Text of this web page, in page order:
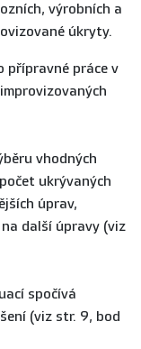
výrobních a
úkryty.
přípravné práce v
vhodných
ukrývaných
úprav,
další úpravy (viz
spočívá
(viz str. 9, bod